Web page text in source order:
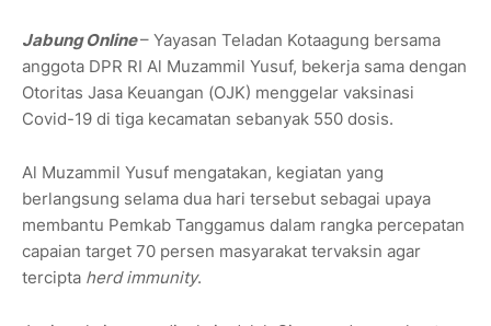
Jabung Online– Yayasan Teladan Kotaagung bersama
anggota DPR RI Al Muzammil Yusuf, bekerja sama dengan
Otoritas Jasa Keuangan (OJK) menggelar vaksinasi
Covid-19 di tiga kecamatan sebanyak 550 dosis.
Al Muzammil Yusuf mengatakan, kegiatan yang
berlangsung selama dua hari tersebut sebagai upaya
membantu Pemkab Tanggamus dalam rangka percepatan
capaian target 70 persen masyarakat tervaksin agar
tercipta herd immunity.